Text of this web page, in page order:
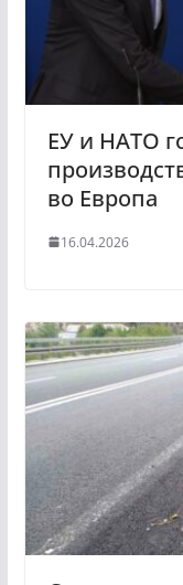
ЕУ и НАТО
во Европа
16.04.2026